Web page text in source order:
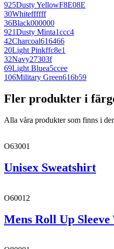
925Dusty YellowF8E08E
30Whiteffffff
36Black000000
921Dusty Minta1ccc4
42Charcoal616466
20Light Pinkffc8e1
32Navy27303f
69Light Bluea5ccee
106Military Green616b59
Fler produkter i
Alla våra produkter som finns i
O63001
Unisex Sweatshirt
O60012
Mens Roll Up